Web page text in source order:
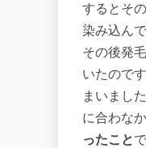
するとそ
染み込ん
その後発
いたので
まいまし
に合わな
ったこと